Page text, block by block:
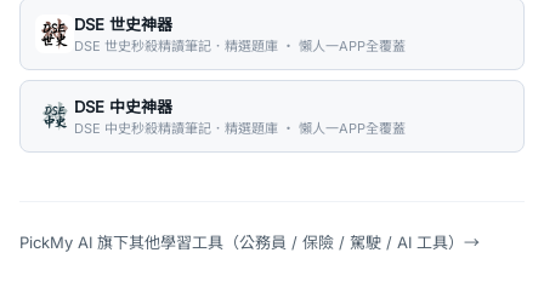
DSE 世史神器
DSE 世史秒殺精讀筆記．精選題庫 ・ 懶人一APP全覆蓋
DSE 中史神器
DSE 中史秒殺精讀筆記．精選題庫 ・ 懶人一APP全覆蓋
PickMy AI 旗下其他學習工具（公務員 / 保險 / 駕駛 / AI 工具） →